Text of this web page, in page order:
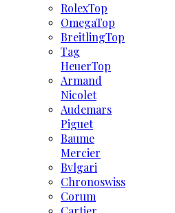
RolexTop
OmegaTop
BreitlingTop
Tag
HeuerTop
Armand
Nicolet
Audemars
Piguet
Baume
Mercier
Bvlgari
Chronoswiss
Corum